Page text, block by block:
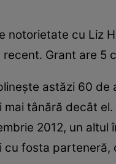
notorietate cu Liz
Grant are 5
astăzi 60
tânără decât
2012, un
cu fosta